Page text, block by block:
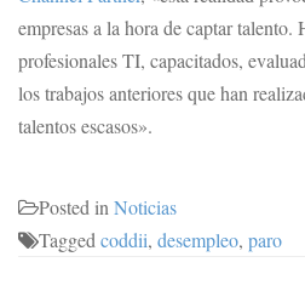
empresas a la hora de captar talento.
profesionales TI, capacitados,
los trabajos anteriores que han
talentos escasos».
Posted in Noticias
Tagged coddii, desempleo, paro